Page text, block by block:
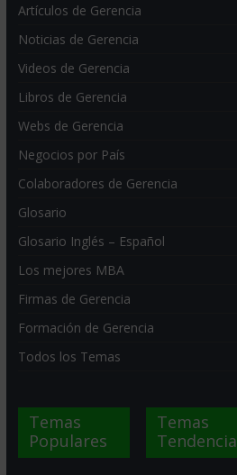
Artículos de Gerencia
Noticias de Gerencia
Videos de Gerencia
Libros de Gerencia
Webs de Gerencia
Negocios por País
Colaboradores de Gerencia
Glosario
Glosario Inglés – Español
Los mejores MBA
Firmas de Gerencia
Formación de Gerencia
Todos los Temas
Temas
Populares
Temas
Tendencia